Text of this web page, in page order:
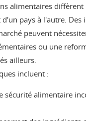
alimentaires diffèrent
pays à l'autre. Des
peuvent
ou une
ailleurs.
incluent :
sécurité alimentaire